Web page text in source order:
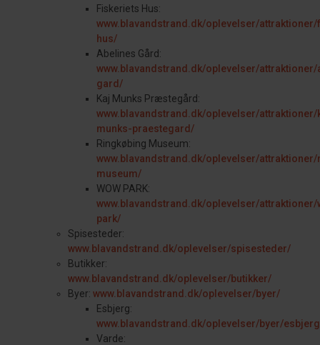
Fiskeriets Hus:
www.blavandstrand.dk/oplevelser/
hus/
Abelines Gård:
www.blavandstrand.dk/oplevelser/
gard/
Kaj Munks Præstegård:
www.blavandstrand.dk/oplevelser/attraktioner/
munks-praestegard/
Ringkøbing Museum:
www.blavandstrand.dk/oplevelser/
museum/
WOW PARK:
www.blavandstrand.dk/oplevelser/attraktioner/
park/
Spisesteder:
www.blavandstrand.dk/oplevelser/spisesteder/
Butikker:
www.blavandstrand.dk/oplevelser/butikker/
Byer: www.blavandstrand.dk/oplevelser/byer/
Esbjerg:
www.blavandstrand.dk/oplevelser/byer/
Varde: